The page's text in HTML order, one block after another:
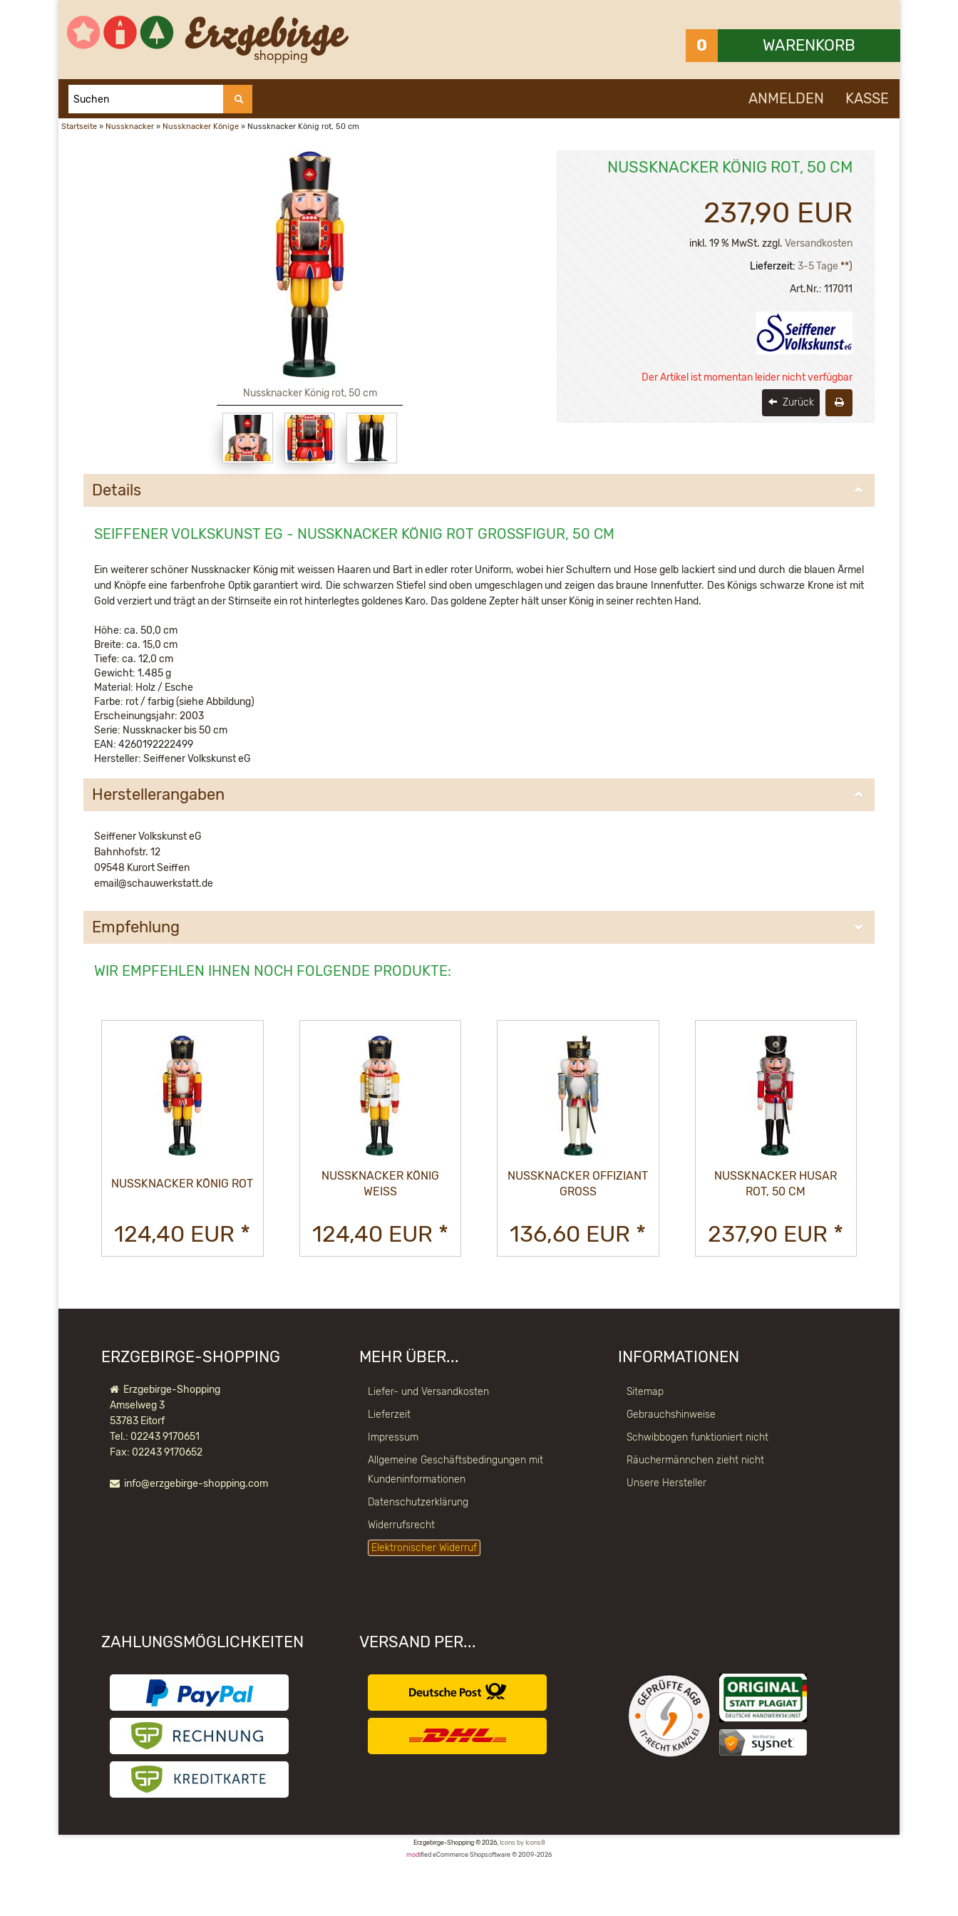
0 WARENKORB
Ihr Warenkorb ist leer.
ANMELDEN KASSE
Startseite » Nussknacker » Nussknacker Könige » Nussknacker König rot, 50 cm
Nussknacker König rot, 50 cm
NUSSKNACKER KÖNIG ROT, 50 CM
237,90 EUR
inkl. 19 % MwSt. zzgl. Versandkosten
Lieferzeit: 3-5 Tage**)
Art.Nr.: 117011
Der Artikel ist momentan leider nicht verfügbar
Zurück
Details
SEIFFENER VOLKSKUNST EG - NUSSKNACKER KÖNIG ROT GROSSFIGUR, 50 CM
Ein weiterer schöner Nussknacker König mit weissen Haaren und Bart in edler roter Uniform, wobei hier Schultern und Hose gelb lackiert sind und durch die blauen Ärmel
und Knöpfe eine farbenfrohe Optik garantiert wird. Die schwarzen Stiefel sind oben umgeschlagen und zeigen das braune Innenfutter. Des Königs schwarze Krone ist mit
Gold verziert und trägt an der Stirnseite ein rot hinterlegtes goldenes Karo. Das goldene Zepter hält unser König in seiner rechten Hand.
Höhe: ca. 50,0 cm
Breite: ca. 15,0 cm
Tiefe: ca. 12,0 cm
Gewicht: 1.485 g
Material: Holz / Esche
Farbe: rot / farbig (siehe Abbildung)
Erscheinungsjahr: 2003
Serie: Nussknacker bis 50 cm
EAN: 4260192222499
Hersteller: Seiffener Volkskunst eG
Herstellerangaben
Seiffener Volkskunst eG
Bahnhofstr. 12
09548 Kurort Seiffen
email@schauwerkstatt.de
Empfehlung
WIR EMPFEHLEN IHNEN NOCH FOLGENDE PRODUKTE:
NUSSKNACKER KÖNIG ROT
124,40 EUR *
NUSSKNACKER KÖNIG
WEISS
124,40 EUR *
NUSSKNACKER OFFIZIANT
GROSS
136,60 EUR *
NUSSKNACKER HUSAR
ROT, 50 CM
237,90 EUR *
ERZGEBIRGE-SHOPPING
Erzgebirge-Shopping
Amselweg 3
53783 Eitorf
Tel.: 02243 9170651
Fax: 02243 9170652
info@erzgebirge-shopping.com
MEHR ÜBER...
Liefer- und Versandkosten
Lieferzeit
Impressum
Allgemeine Geschäftsbedingungen mit
Kundeninformationen
Datenschutzerklärung
Widerrufsrecht
Elektronischer Widerruf
INFORMATIONEN
Sitemap
Gebrauchshinweise
Schwibbogen funktioniert nicht
Räuchermännchen zieht nicht
Unsere Hersteller
ZAHLUNGSMÖGLICHKEITEN VERSAND PER...
Erzgebirge-Shopping © 2026, Icons by Icons8
modified eCommerce Shopsoftware © 2009-2026